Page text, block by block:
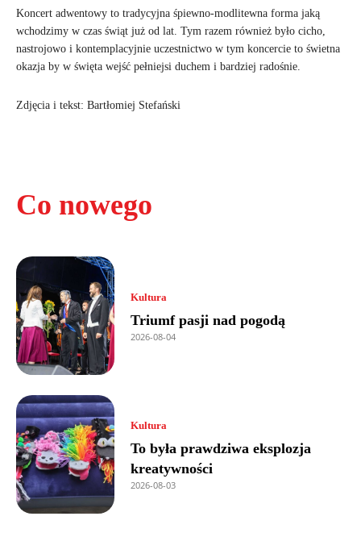
Co nowego
Kultura
Triumf pasji nad pogodą
2026-08-04
Kultura
To była prawdziwa eksplozja
kreatywności
2026-08-03
Koncert adwentowy to tradycyjna śpiewno-modlitewna forma jaką
wchodzimy w czas świąt już od lat. Tym razem również było cicho,
nastrojowo i kontemplacyjnie uczestnictwo w tym koncercie to świetna
okazja by w święta wejść pełniejsi duchem i bardziej radośnie.
Zdjęcia i tekst: Bartłomiej Stefański